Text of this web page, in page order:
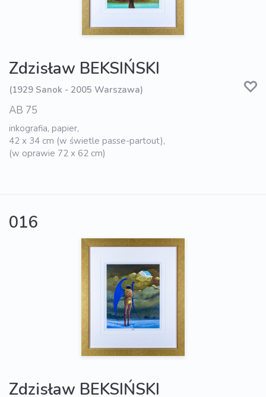
Zdzisław BEKSIŃSKI
(1929 Sanok - 2005 Warszawa)
AB 75
inkografia, papier,
42 x 34 cm (w świetle passe-partout),
(w oprawie 72 x 62 cm)
016
Zdzisław BEKSIŃSKI